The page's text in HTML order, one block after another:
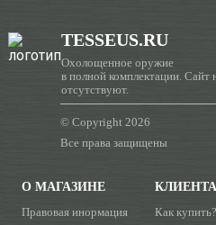
TESSEUS.RU
Охолощенное оружие
в полной комплектации. Сайт
отсутствуют.
© Copyright 2026
Все права защищены
О МАГАЗИНЕ
Правовая инормация
Как купить?